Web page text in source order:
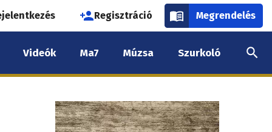
Regisztráció Megrendelés
Videók Ma7 Múzsa Szurkoló